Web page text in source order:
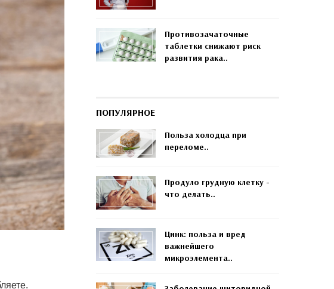
Противозачаточные
таблетки снижают риск
развития рака..
ПОПУЛЯРНОЕ
Польза холодца при
переломе..
Продуло грудную клетку -
что делать..
Цинк: польза и вред
важнейшего
микроэлемента..